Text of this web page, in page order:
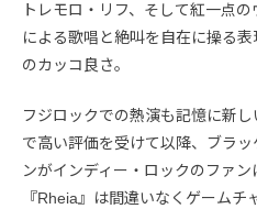
トレモロ・リフ、そして紅一点
による歌唱と絶叫を自在に操る
のカッコ良さ。
フジロックでの熱演も記憶に新
で高い評価を受けて以降、ブラ
ンがインディー・ロックのファ
『Rheia』は間違いなくゲーム